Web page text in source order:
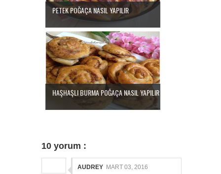
PETEK POĞAÇA NASIL YAPILIR
HAŞHAŞLI BURMA POĞAÇA NASIL YAPILIR
10 yorum :
AUDREY MART 03, 2016